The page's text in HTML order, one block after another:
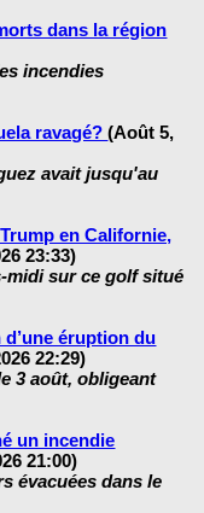
dans la région
incendies
ravagé?(Août 5,
avait jusqu'au
en Californie,
23:33)
midi sur ce golf situé
éruption du
22:29)
3 août, obligeant
un incendie
21:00)
évacuées dans le